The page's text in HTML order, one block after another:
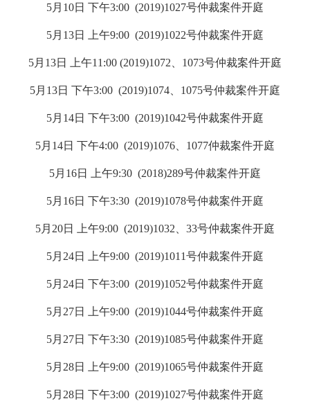
5月10日 下午3:00 (2019)1027号仲裁案件开庭
5月13日 上午9:00 (2019)1022号仲裁案件开庭
5月13日 上午11:00 (2019)1072、1073号仲裁案件开庭
5月13日 下午3:00 (2019)1074、1075号仲裁案件开庭
5月14日 下午3:00 (2019)1042号仲裁案件开庭
5月14日 下午4:00 (2019)1076、1077仲裁案件开庭
5月16日 上午9:30 (2018)289号仲裁案件开庭
5月16日 下午3:30 (2019)1078号仲裁案件开庭
5月20日 上午9:00 (2019)1032、33号仲裁案件开庭
5月24日 上午9:00 (2019)1011号仲裁案件开庭
5月24日 下午3:00 (2019)1052号仲裁案件开庭
5月27日 上午9:00 (2019)1044号仲裁案件开庭
5月27日 下午3:30 (2019)1085号仲裁案件开庭
5月28日 上午9:00 (2019)1065号仲裁案件开庭
5月28日 下午3:00 (2019)1027号仲裁案件开庭